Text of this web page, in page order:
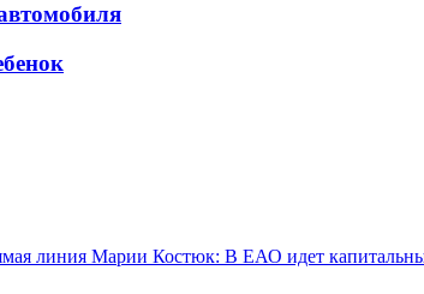
линия Марии Костюк: В ЕАО идет